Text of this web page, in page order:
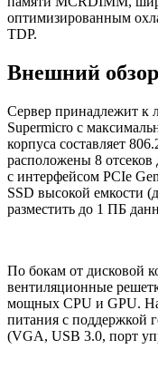
оптимизированным
TDP.
Внешний
Сервер принадлежит к
Supermicro с
корпуса составляет
расположены 8
с интерфейсом PCIe
SSD высокой емкости
разместить до 1 ПБ
По бокам от дисковой
вентиляционные
мощных CPU и GPU.
питания с поддержкой
(VGA, USB 3.0, порт